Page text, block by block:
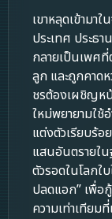
เขาหลุดเข้าม
ประเทศ ประธ
กลายเป็นเพศ
ลูก และถูกคาด
ชรต้องเผชิญห
ใหม่พยายามใช้
แต่งตัวเรียบร้อ
แสนอันตรายใน
ตัวรอดในโลก
ปลดแอก” เพื่อ
ความเท่าเทียม